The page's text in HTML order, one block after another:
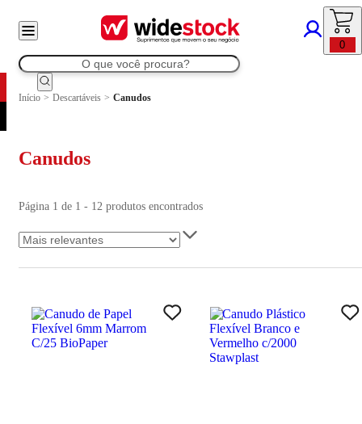
0
Início > Descartáveis > Canudos
Canudos
Página 1 de 1 - 12 produtos encontrados